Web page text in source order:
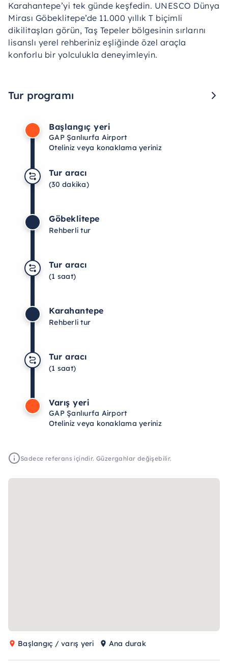
Karahantepe’yi tek günde keşfedin. UNESCO Dünya
Mirası Göbeklitepe’de 11.000 yıllık T biçimli
dikilitaşları görün, Taş Tepeler bölgesinin sırlarını
lisanslı yerel rehberiniz eşliğinde özel araçla
konforlu bir yolculukla deneyimleyin.
Tur programı
Başlangıç yeri
GAP Şanlıurfa Airport
Oteliniz veya konaklama yeriniz
Tur aracı
(30 dakika)
Göbeklitepe
Rehberli tur
Tur aracı
(1 saat)
Karahantepe
Rehberli tur
Tur aracı
(1 saat)
Varış yeri
GAP Şanlıurfa Airport
Oteliniz veya konaklama yeriniz
Sadece referans içindir. Güzergahlar değişebilir.
Başlangıç / varış yeri Ana durak